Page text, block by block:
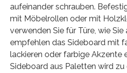
aufeinander schrauben.
mit Möbelrollen oder mit
verwenden Sie für Türe, wie
empfehlen das Sideboard mit
lackieren oder farbige Akzente
Sideboard aus Paletten wird zu